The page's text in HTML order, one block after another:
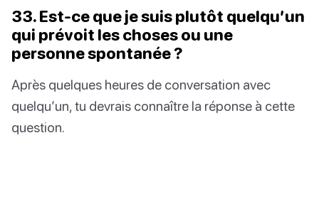
33. Est-ce que je suis plutôt quelqu’un
qui prévoit les choses ou une
personne spontanée ?
Après quelques heures de conversation avec
quelqu’un, tu devrais connaître la réponse à cette
question.